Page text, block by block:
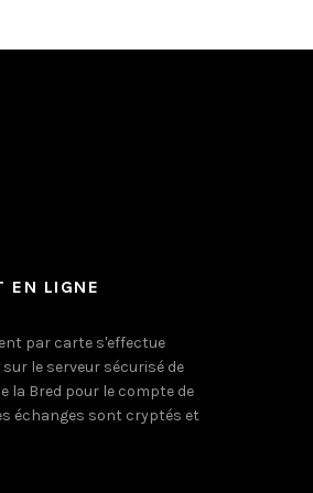
EN LIGNE
par carte s'effectue
le serveur sécurisé de
la Bred pour le compte de
échanges sont cryptés et